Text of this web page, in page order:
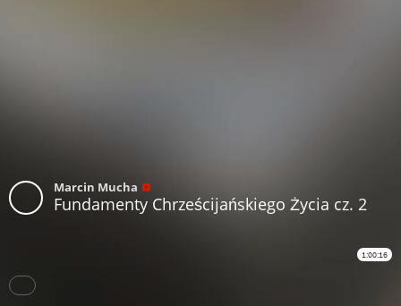
Marcin Mucha
Fundamenty Chrześcijańskiego Życia cz. 2
1:00:16